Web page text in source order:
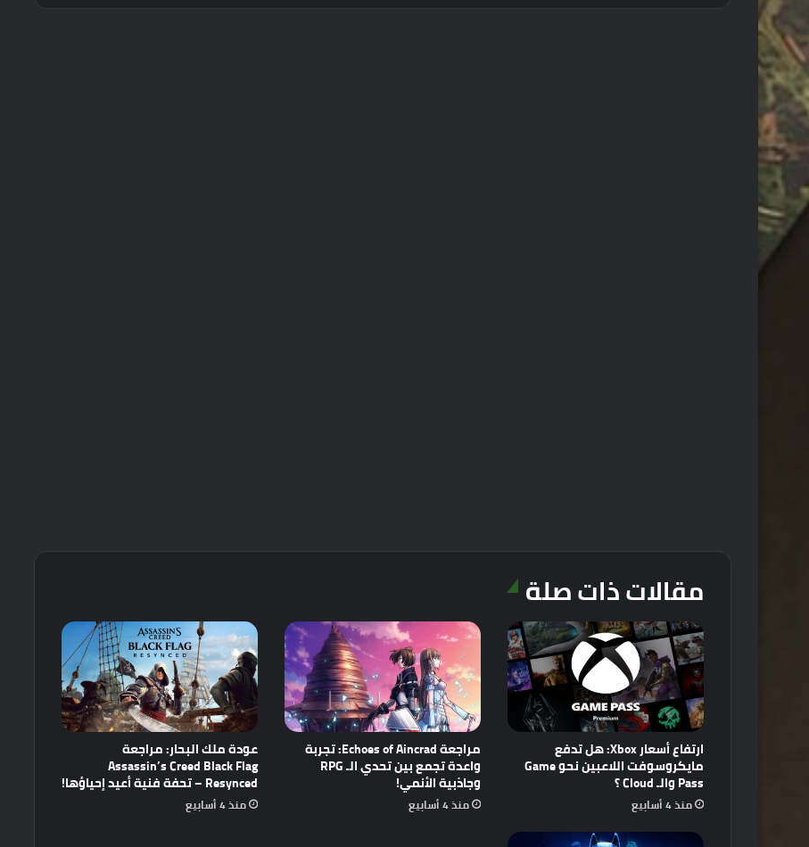
مقالات ذات صلة
ارتفاع أسعار Xbox: هل تدفع
مايكروسوفت اللاعبين نحو Game
Pass والـ Cloud ؟
منذ 4 أسابيع
مراجعة Echoes of Aincrad: تجربة
واعدة تجمع بين تحدي الـ RPG
وجاذبية الأنمي!
منذ 4 أسابيع
عودة ملك البحار: مراجعة
Assassin’s Creed Black Flag
Resynced – تحفة فنية أعيد إحياؤها!
منذ 4 أسابيع